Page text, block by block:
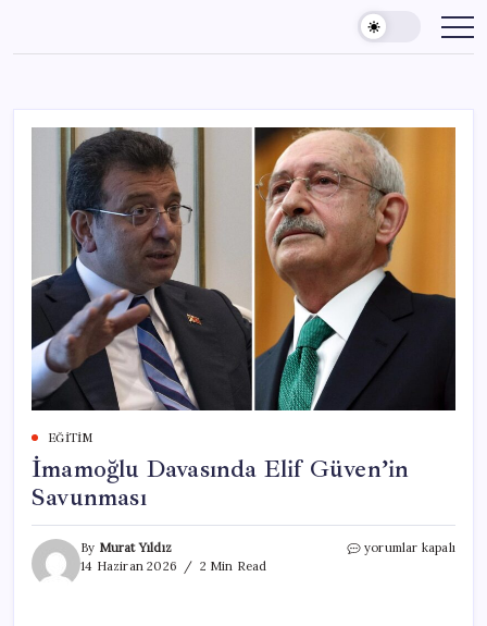
content
EĞITIM
İmamoğlu Davasında Elif Güven’in
Savunması
By Murat Yıldız
14 Haziran 2026
2 Min Read
İmamoğlu
yorumlar kapalı